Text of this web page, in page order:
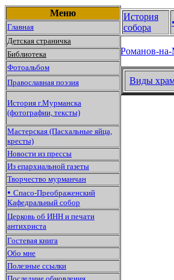
Меню
Главная
Детская страничка
Библиотека
Фотоальбом
Православная поэзия
История г.Мурманска
(фотографии, тексты)
Мастерская (Пасхальные яйца,
кресты)
Новости из прессы
Из епархиальной газеты
Творчество мурманчан
• Спасо-Преображенский
Кафедральный собор
Церковь об ИНН и печати
антихриста
Гостевая книга
Обо мне
Полезные ссылки
История
собора
Романов-
Виды